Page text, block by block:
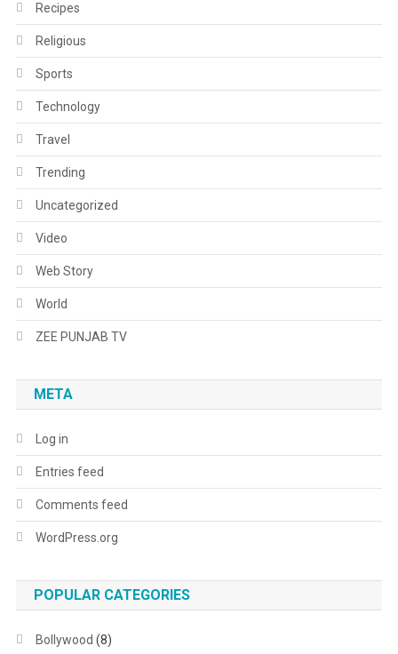
Recipes
Religious
Sports
Technology
Travel
Trending
Uncategorized
Video
Web Story
World
ZEE PUNJAB TV
META
Log in
Entries feed
Comments feed
WordPress.org
POPULAR CATEGORIES
Bollywood (8)